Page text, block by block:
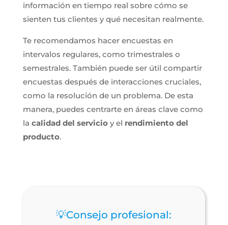
información en tiempo real sobre cómo se
sienten tus clientes y qué necesitan realmente.
Te recomendamos hacer encuestas en
intervalos regulares, como trimestrales o
semestrales. También puede ser útil compartir
encuestas después de interacciones cruciales,
como la resolución de un problema. De esta
manera, puedes centrarte en áreas clave como
la calidad del servicioy el rendimiento del
producto.
💡Consejo profesional: